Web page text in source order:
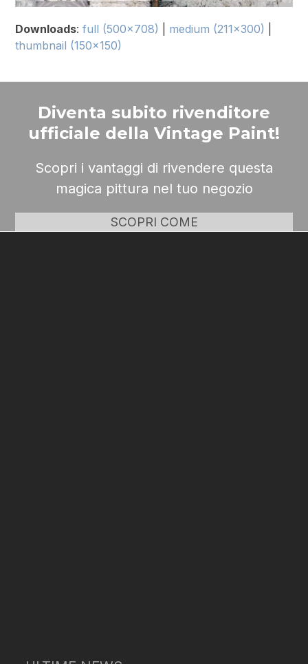
Downloads:full (500x708) medium (211x300)
thumbnail (150x150)
Diventa subito rivenditore
ufficiale della Vintage Paint!
Scopri i vantaggi di rivendere questa
magica pittura nel tuo negozio
SCOPRI COME